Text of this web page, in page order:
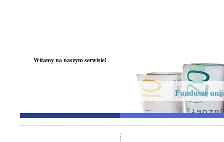
Witamy na naszym serwisie!
Fundusze